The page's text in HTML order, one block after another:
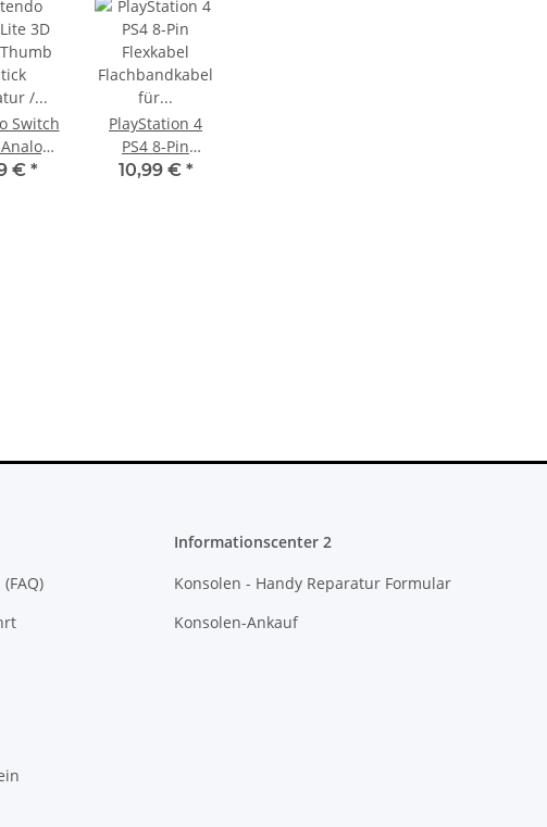
Switch
€ *
PlayStation 4
PS4 8-Pin
Flexkabel
10,99 € *
Informationscenter 2
Konsolen - Handy Reparatur Formular
Konsolen-Ankauf